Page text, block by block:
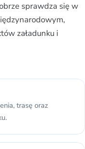
sprawdza się w
załadunku i
trasę oraz